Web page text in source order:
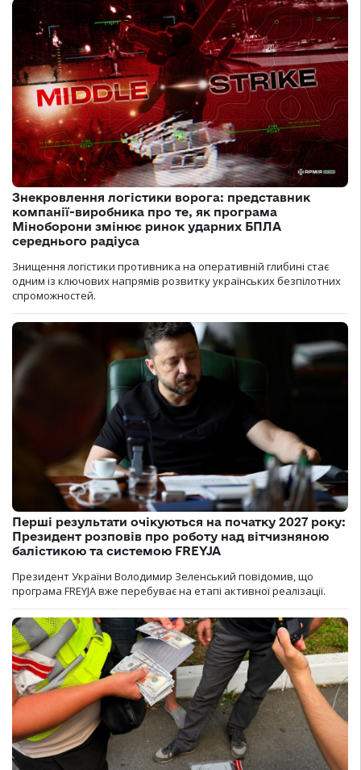
Знекровлення логістики ворога: представник
компанії-виробника про те, як програма
Міноборони змінює ринок ударних БПЛА
середнього радіуса
Знищення логістики противника на оперативній глибині стає
одним із ключових напрямів розвитку українських безпілотних
спроможностей.
Перші результати очікуються на початку 2027 року:
Президент розповів про роботу над вітчизняною
балістикою та системою FREYJA
Президент України Володимир Зеленський повідомив, що
програма FREYJA вже перебуває на етапі активної реалізації.